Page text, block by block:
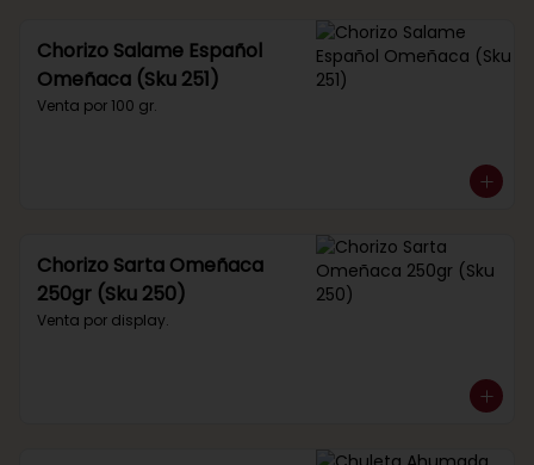
Chorizo Salame Español
Omeñaca (Sku 251)
Venta por 100 gr.
Chorizo Sarta Omeñaca
250gr (Sku 250)
Venta por display.